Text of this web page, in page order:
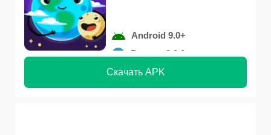
Android 9.0+
Версия 2.0.9
Скачать APK